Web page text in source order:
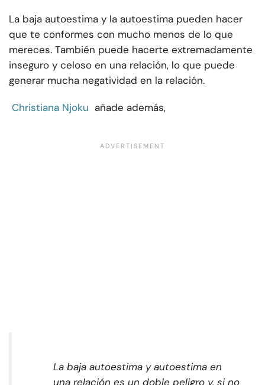
La baja autoestima y la autoestima pueden hacer
que te conformes con mucho menos de lo que
mereces. También puede hacerte extremadamente
inseguro y celoso en una relación, lo que puede
generar mucha negatividad en la relación.
Christiana Njoku añade además,
La baja autoestima y autoestima en
una relación es un doble peligro y, si no